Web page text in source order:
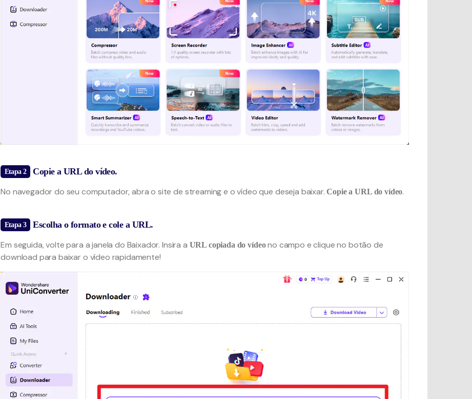
Etapa 2 Copie a URL do vídeo.
No navegador do seu computador, abra o site de streaming e o vídeo que deseja baixar.Copie a URL do vídeo.
Etapa 3 Escolha o formato e cole a URL.
Em seguida, volte para a janela do Baixador. Insira a URL copiada do vídeono campo e clique no botão de
download para baixar o vídeo rapidamente!